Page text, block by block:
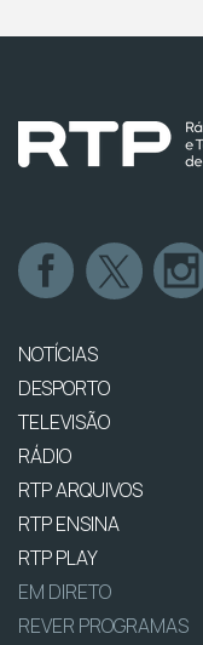
NOTÍCIAS
DESPORTO
TELEVISÃO
RÁDIO
RTP ARQUIVOS
RTP ENSINA
RTP PLAY
EM DIRETO
REVER PROGRAMAS